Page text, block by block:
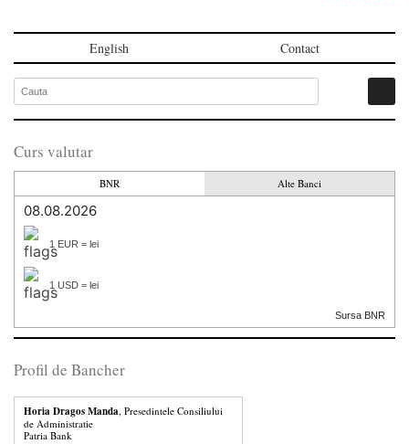
English Contact
Curs valutar
BNR Alte Banci
08.08.2026
1 EUR = lei
1 USD = lei
Sursa BNR
Profil de Bancher
Horia Dragos Manda, Presedintele Consiliului
de Administratie
Patria Bank